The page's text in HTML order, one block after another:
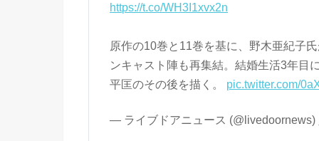
https://t.co/WH3I1xvx2n
原作の10巻と11巻を基に、野木亜紀子
ンキャスト陣も再集結。結婚生活3年目
平匡のその後を描く。 pic.twitter.com/
— ライブドアニュース (@livedoornews)